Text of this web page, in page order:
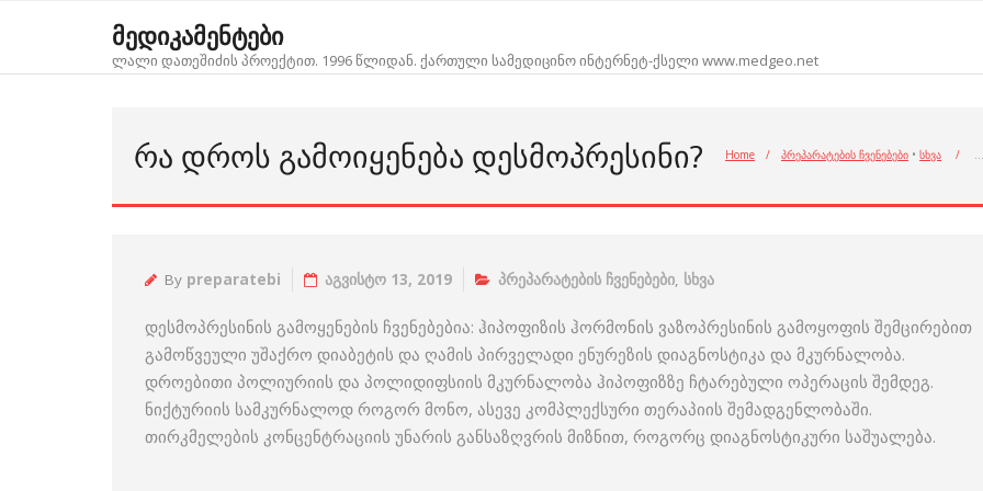
მედიკამენტები
ლალი დათეშიძის პროექტით. 1996 წლიდან. ქართული სამედიცინო ინტერნეტ-ქსელი www.medgeo.net
ᲠᲐ ᲓᲠᲝᲡ ᲒᲐᲛᲝᲘᲧᲔᲜᲔᲑᲐ ᲓᲔᲡᲛᲝᲞᲠᲔᲡᲘᲜᲘ? Home / პრეპარატების ჩვენებები • სხვა / …
By preparatebi აგვისტო 13, 2019 პრეპარატების ჩვენებები, სხვა
დესმოპრესინის გამოყენების ჩვენებებია: ჰიპოფიზის ჰორმონის ვაზოპრესინის გამოყოფის შემცირებით
გამოწვეული უშაქრო დიაბეტის და ღამის პირველადი ენურეზის დიაგნოსტიკა და მკურნალობა.
დროებითი პოლიურიის და პოლიდიფსიის მკურნალობა ჰიპოფიზზე ჩტარებული ოპერაცის შემდეგ.
ნიქტურიის სამკურნალოდ როგორ მონო, ასევე კომპლექსური თერაპიის შემადგენლობაში.
თირკმელების კონცენტრაციის უნარის განსაზღვრის მიზნით, როგორც დიაგნოსტიკური საშუალება.